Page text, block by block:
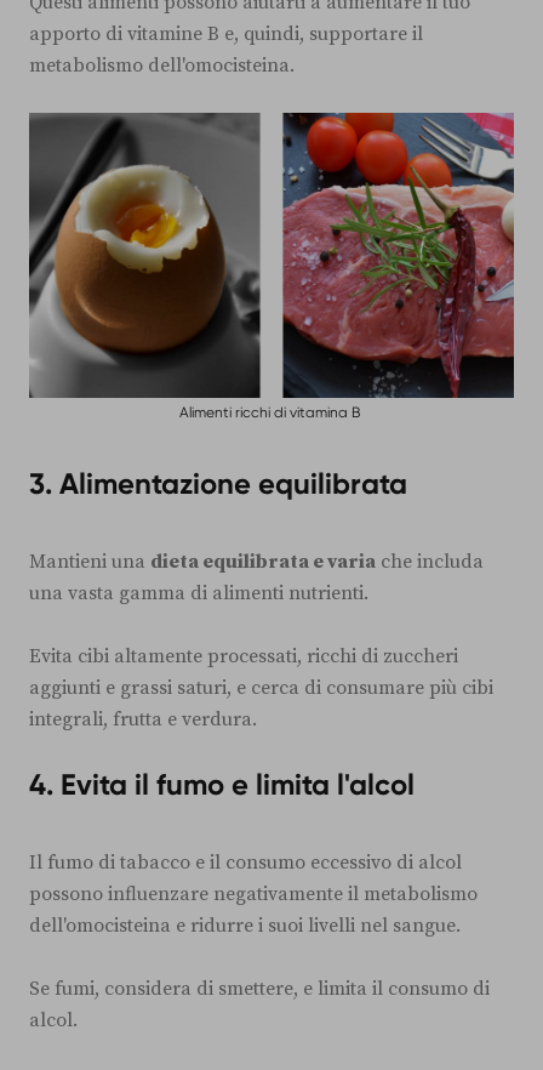
apporto di vitamine B e, quindi, supportare il
metabolismo dell'omocisteina.
Alimenti ricchi di vitamina B
3. Alimentazione equilibrata
Mantieni una dieta equilibrata e varia che includa
una vasta gamma di alimenti nutrienti.
Evita cibi altamente processati, ricchi di zuccheri
aggiunti e grassi saturi, e cerca di consumare più cibi
integrali, frutta e verdura.
4. Evita il fumo e limita l'alcol
Il fumo di tabacco e il consumo eccessivo di alcol
possono influenzare negativamente il metabolismo
dell'omocisteina e ridurre i suoi livelli nel sangue.
Se fumi, considera di smettere, e limita il consumo di
alcol.